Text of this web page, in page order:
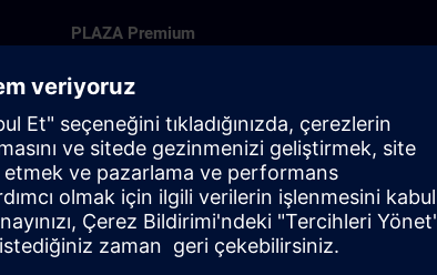
PLAZA Premium
76187 Karlsruhe
Tel.: + 49 721 9660405-0
Plaza Hotels >
Schlosshotel
Bahnhofpl. 2
76137 Karlsruhe
Tel.: + 49 721 3832-0